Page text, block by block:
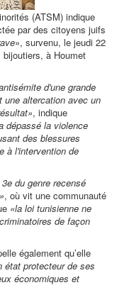
(ATSM) indique
par des citoyens juifs
», survenu, le jeudi 22
bijoutiers, à Houmet
d'une grande
une altercation avec un
, indique
dépassé la violence
des blessures
à l'intervention de
du genre recensé
, où vit une communauté
«la loi tunisienne ne
de façon
également qu’elle
état protecteur de ses
économiques et